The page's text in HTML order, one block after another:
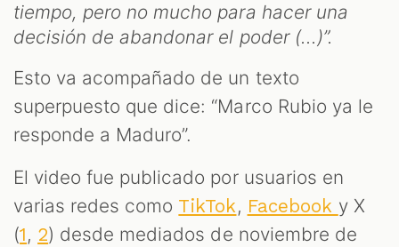
tiempo, pero no mucho para hacer una
decisión de abandonar el poder (...)”.
Esto va acompañado de un texto
superpuesto que dice: “Marco Rubio ya le
responde a Maduro”.
El video fue publicado por usuarios en
varias redes como TikTok, Facebook y X
(1, 2) desde mediados de noviembre de